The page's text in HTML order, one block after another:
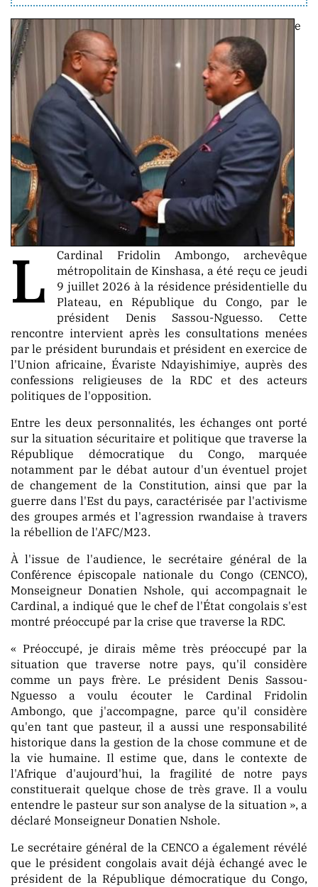
contact@berger-
media
.info
info@berger-
media.info
ORIENTATION
La
Neutralité
Totale
Aucune
Tendance
Politique
PUBLICATION
MARKET
L
e
Cardinal Fridolin Ambongo, archevêque
métropolitain de Kinshasa, a été reçu ce jeudi
9 juillet 2026 à la résidence présidentielle du
Plateau, en République du Congo, par le
président Denis Sassou-Nguesso. Cette
rencontre intervient après les consultations menées
par le président burundais et président en exercice de
l'Union africaine, Évariste Ndayishimiye, auprès des
confessions religieuses de la RDC et des acteurs
politiques de l'opposition.
Entre les deux personnalités, les échanges ont porté
sur la situation sécuritaire et politique que traverse la
République démocratique du Congo, marquée
notamment par le débat autour d'un éventuel projet
de changement de la Constitution, ainsi que par la
guerre dans l'Est du pays, caractérisée par l'activisme
des groupes armés et l'agression rwandaise à travers
la rébellion de l'AFC/M23.
À l'issue de l'audience, le secrétaire général de la
Conférence épiscopale nationale du Congo (CENCO),
Monseigneur Donatien Nshole, qui accompagnait le
Cardinal, a indiqué que le chef de l'État congolais s'est
montré préoccupé par la crise que traverse la RDC.
« Préoccupé, je dirais même très préoccupé par la
situation que traverse notre pays, qu'il considère
comme un pays frère. Le président Denis Sassou-
Nguesso a voulu écouter le Cardinal Fridolin
Ambongo, que j'accompagne, parce qu'il considère
qu'en tant que pasteur, il a aussi une responsabilité
historique dans la gestion de la chose commune et de
la vie humaine. Il estime que, dans le contexte de
l'Afrique d'aujourd'hui, la fragilité de notre pays
constituerait quelque chose de très grave. Il a voulu
entendre le pasteur sur son analyse de la situation », a
déclaré Monseigneur Donatien Nshole.
Le secrétaire général de la CENCO a également révélé
que le président congolais avait déjà échangé avec le
président de la République démocratique du Congo,